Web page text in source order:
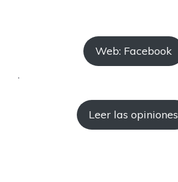
Web: Facebook
.
Leer las opiniones